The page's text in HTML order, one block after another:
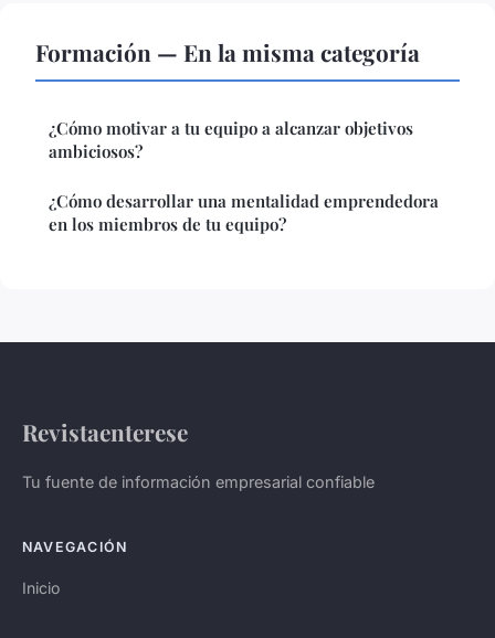
Formación — En la misma categoría
¿Cómo motivar a tu equipo a alcanzar objetivos
ambiciosos?
¿Cómo desarrollar una mentalidad emprendedora
en los miembros de tu equipo?
Revistaenterese
Tu fuente de información empresarial confiable
NAVEGACIÓN
Inicio